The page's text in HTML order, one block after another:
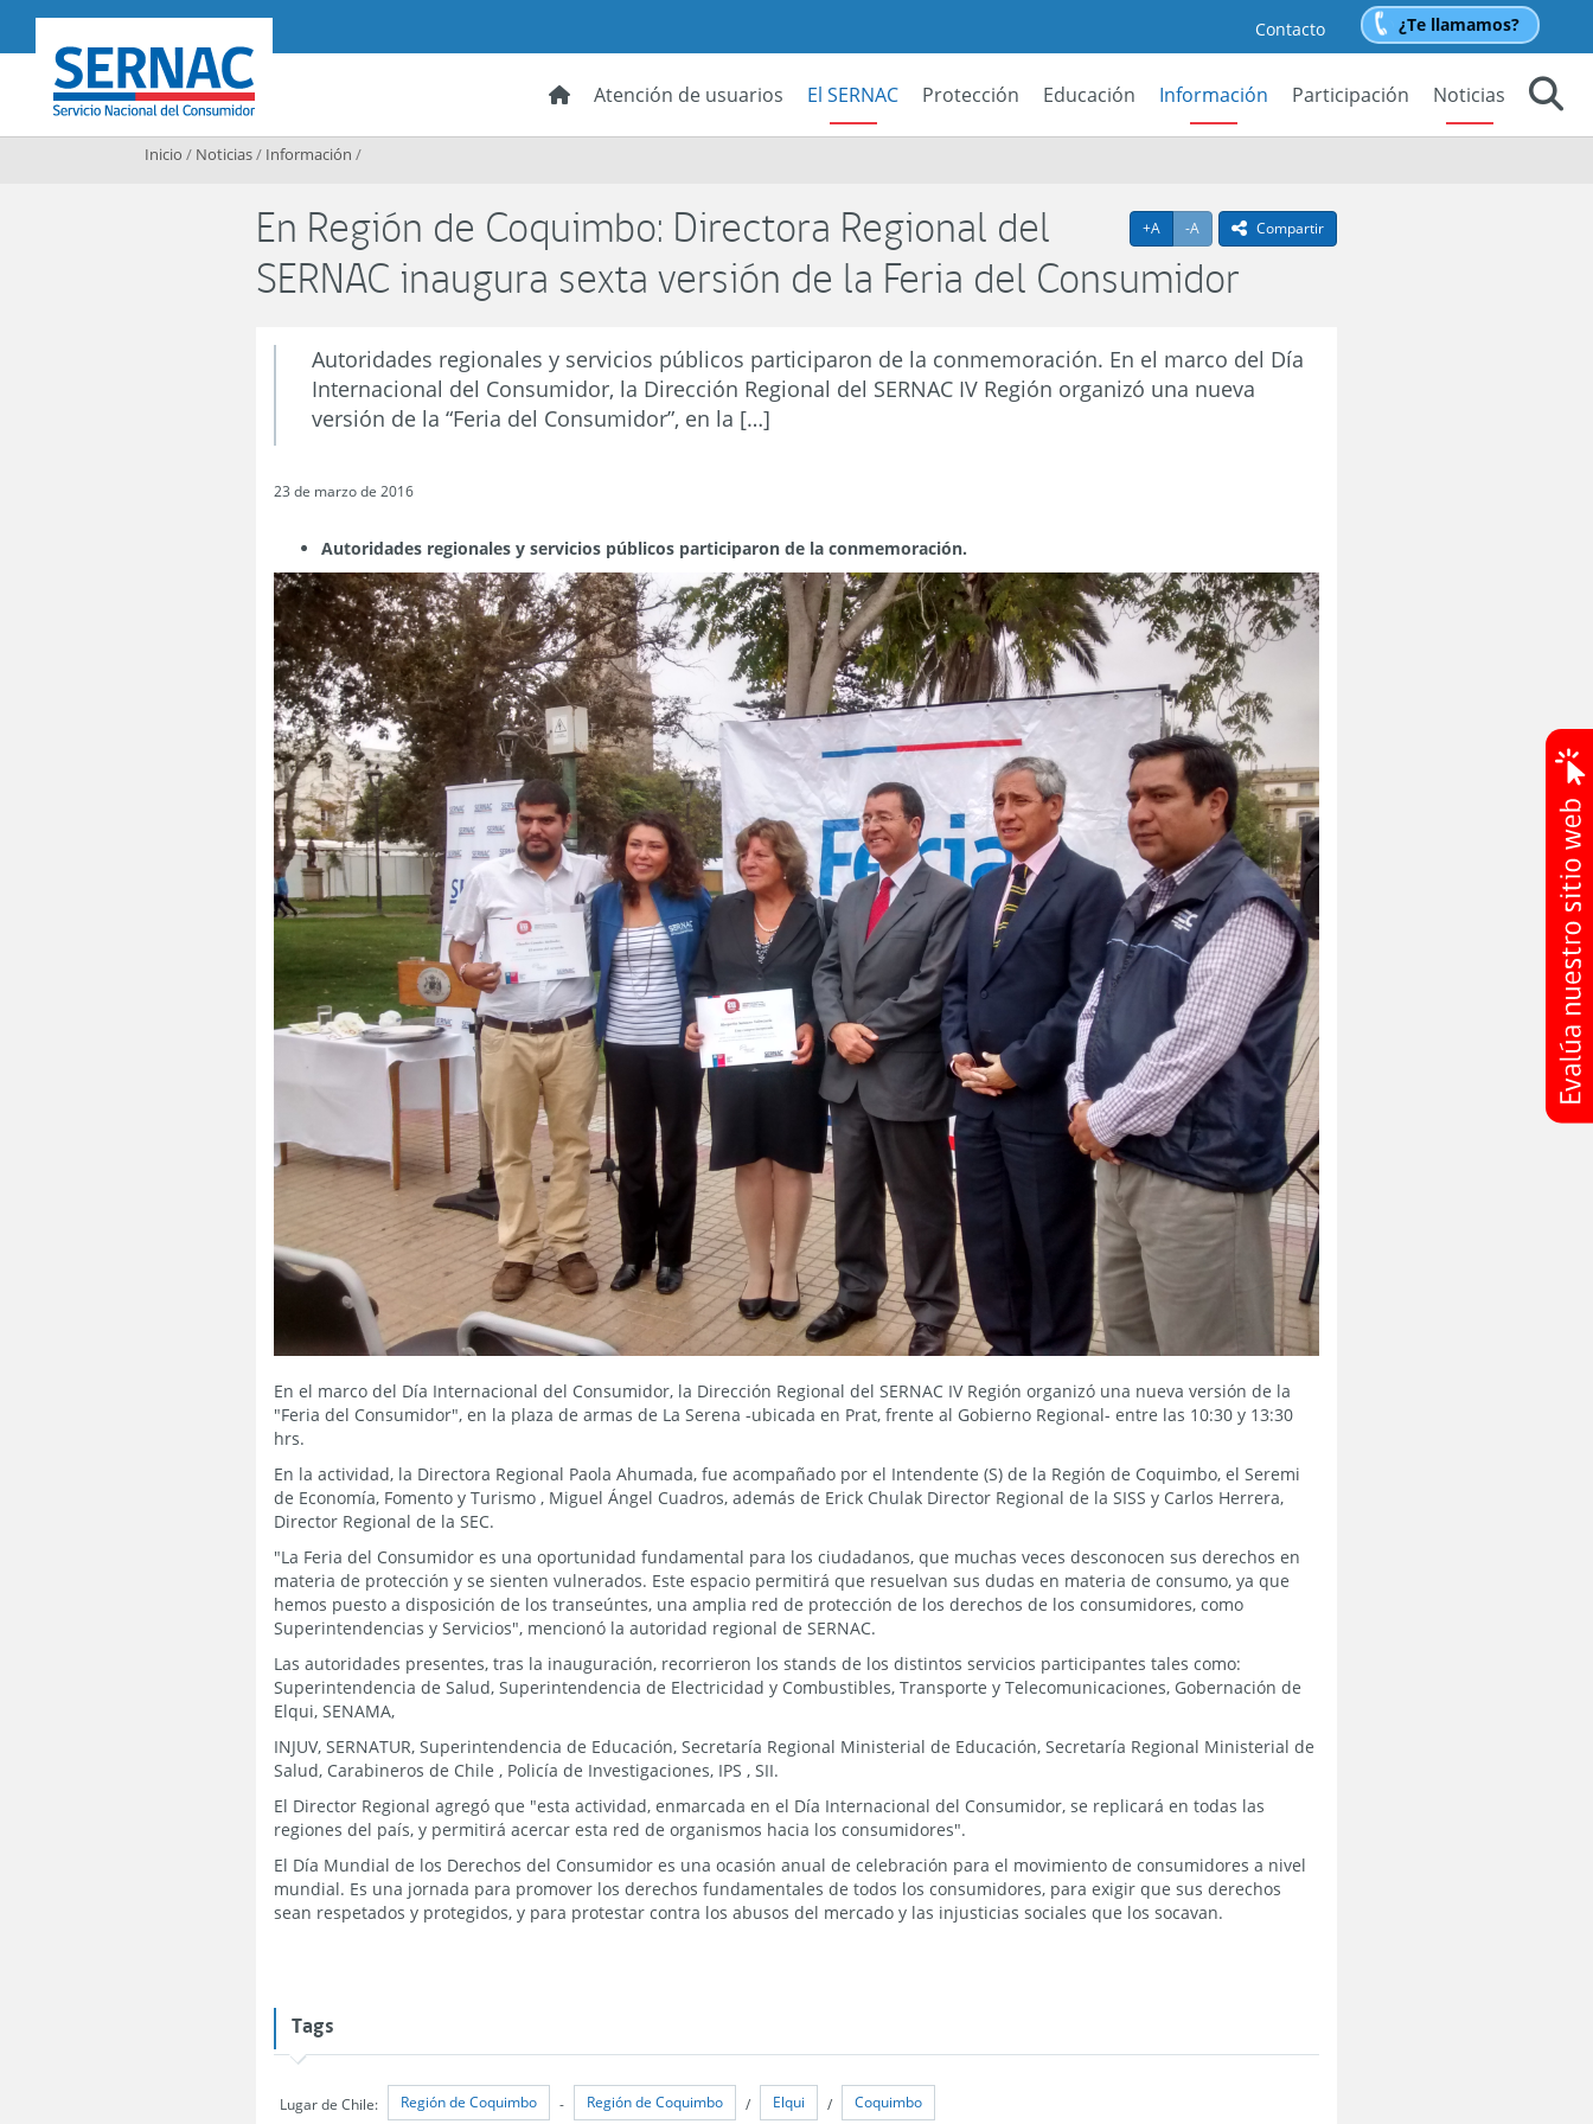
SERNAC
Contacto ¿Te llamamos?
Atención de usuarios El SERNAC Protección Educación Información Participación
Noticias
Inicio / Noticias/ Información /
+A Agrandar texto
-A Achicar textoicono compartir
Compartir
En Región de Coquimbo: Directora Regional del
SERNAC inaugura sexta versión de la Feria del Consumidor
Autoridades regionales y servicios públicos participaron de la conmemoración. En el marco del Día
Internacional del Consumidor, la Dirección Regional del SERNAC IV Región organizó una nueva
versión de la “Feria del Consumidor”, en la […]
23 de marzo de 2016
Autoridades regionales y servicios públicos participaron de la conmemoración.
En el marco del Día Internacional del Consumidor, la Dirección Regional del SERNAC IV Región organizó una nueva versión de la
"Feria del Consumidor", en la plaza de armas de La Serena -ubicada en Prat, frente al Gobierno Regional- entre las 10:30 y 13:30
hrs.
En la actividad, la Directora Regional Paola Ahumada, fue acompañado por el Intendente (S) de la Región de Coquimbo, el Seremi
de Economía, Fomento y Turismo , Miguel Ángel Cuadros, además de Erick Chulak Director Regional de la SISS y Carlos Herrera,
Director Regional de la SEC.
"La Feria del Consumidor es una oportunidad fundamental para los ciudadanos, que muchas veces desconocen sus derechos en
materia de protección y se sienten vulnerados. Este espacio permitirá que resuelvan sus dudas en materia de consumo, ya que
hemos puesto a disposición de los transeúntes, una amplia red de protección de los derechos de los consumidores, como
Superintendencias y Servicios", mencionó la autoridad regional de SERNAC.
Las autoridades presentes, tras la inauguración, recorrieron los stands de los distintos servicios participantes tales como:
Superintendencia de Salud, Superintendencia de Electricidad y Combustibles, Transporte y Telecomunicaciones, Gobernación de
Elqui, SENAMA,
INJUV, SERNATUR, Superintendencia de Educación, Secretaría Regional Ministerial de Educación, Secretaría Regional Ministerial de
Salud, Carabineros de Chile , Policía de Investigaciones, IPS , SII.
El Director Regional agregó que "esta actividad, enmarcada en el Día Internacional del Consumidor, se replicará en todas las
regiones del país, y permitirá acercar esta red de organismos hacia los consumidores".
El Día Mundial de los Derechos del Consumidor es una ocasión anual de celebración para el movimiento de consumidores a nivel
mundial. Es una jornada para promover los derechos fundamentales de todos los consumidores, para exigir que sus derechos
sean respetados y protegidos, y para protestar contra los abusos del mercado y las injusticias sociales que los socavan.
Tags
Lugar de Chile: Región de Coquimbo - Región de Coquimbo / Elqui / Coquimbo